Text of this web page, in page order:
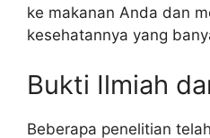
ke makanan Anda dan
kesehatannya yang
Bukti Ilmiah
Beberapa penelitian